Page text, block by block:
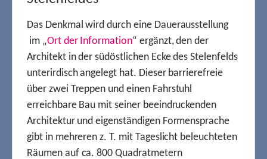
Das Denkmal wird durch eine Dauerausstellung
im „Ort der Information“ ergänzt, den der
Architekt in der südöstlichen Ecke des Stelenfelds
unterirdisch angelegt hat. Dieser barrierefreie
über zwei Treppen und einen Fahrstuhl
erreichbare Bau mit seiner beeindruckenden
Architektur und eigenständigen Formensprache
gibt in mehreren z. T. mit Tageslicht beleuchteten
Räumen auf ca. 800 Quadratmetern